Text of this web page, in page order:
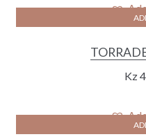
Kz